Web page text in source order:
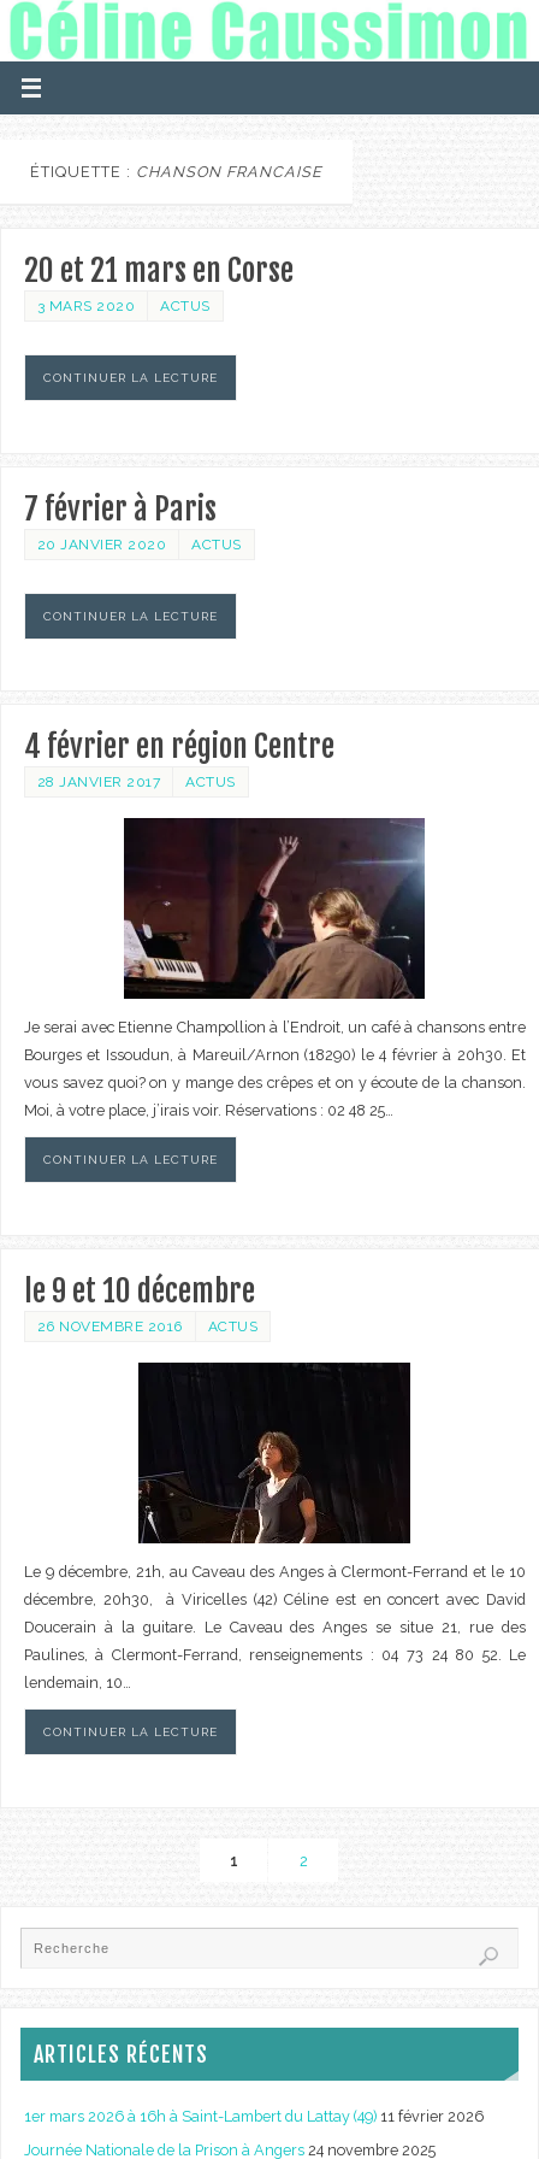
ÉTIQUETTE : CHANSON FRANCAISE
20 et 21 mars en Corse
3 MARS 2020 ACTUS
CONTINUER LA LECTURE
7 février à Paris
20 JANVIER 2020 ACTUS
CONTINUER LA LECTURE
4 février en région Centre
28 JANVIER 2017 ACTUS
Je serai avec Etienne Champollion à l’Endroit, un café à chansons entre
Bourges et Issoudun, à Mareuil/Arnon (18290) le 4 février à 20h30. Et
vous savez quoi? on y mange des crêpes et on y écoute de la chanson.
Moi, à votre place, j’irais voir. Réservations : 02 48 25…
CONTINUER LA LECTURE
le 9 et 10 décembre
26 NOVEMBRE 2016 ACTUS
Le 9 décembre, 21h, au Caveau des Anges à Clermont-Ferrand et le 10
décembre, 20h30, à Viricelles (42) Céline est en concert avec David
Doucerain à la guitare. Le Caveau des Anges se situe 21, rue des
Paulines, à Clermont-Ferrand, renseignements : 04 73 24 80 52. Le
lendemain, 10…
CONTINUER LA LECTURE
1 2
ARTICLES RÉCENTS
1er mars 2026 à 16h à Saint-Lambert du Lattay (49) 11 février 2026
Journée Nationale de la Prison à Angers 24 novembre 2025